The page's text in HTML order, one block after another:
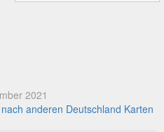
2021
anderen Deutschland Karten